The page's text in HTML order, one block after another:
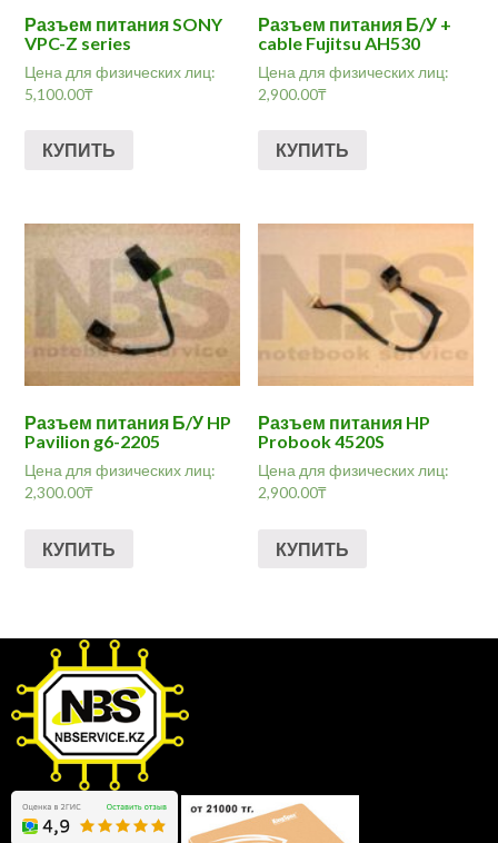
Разъем питания SONY
VPC-Z series
Цена для физических лиц:
5,100.00₸
КУПИТЬ
Разъем питания Б/У +
cable Fujitsu AH530
Цена для физических лиц:
2,900.00₸
КУПИТЬ
Разъем питания Б/У HP
Pavilion g6-2205
Цена для физических лиц:
2,300.00₸
КУПИТЬ
Разъем питания HP
Probook 4520S
Цена для физических лиц:
2,900.00₸
КУПИТЬ